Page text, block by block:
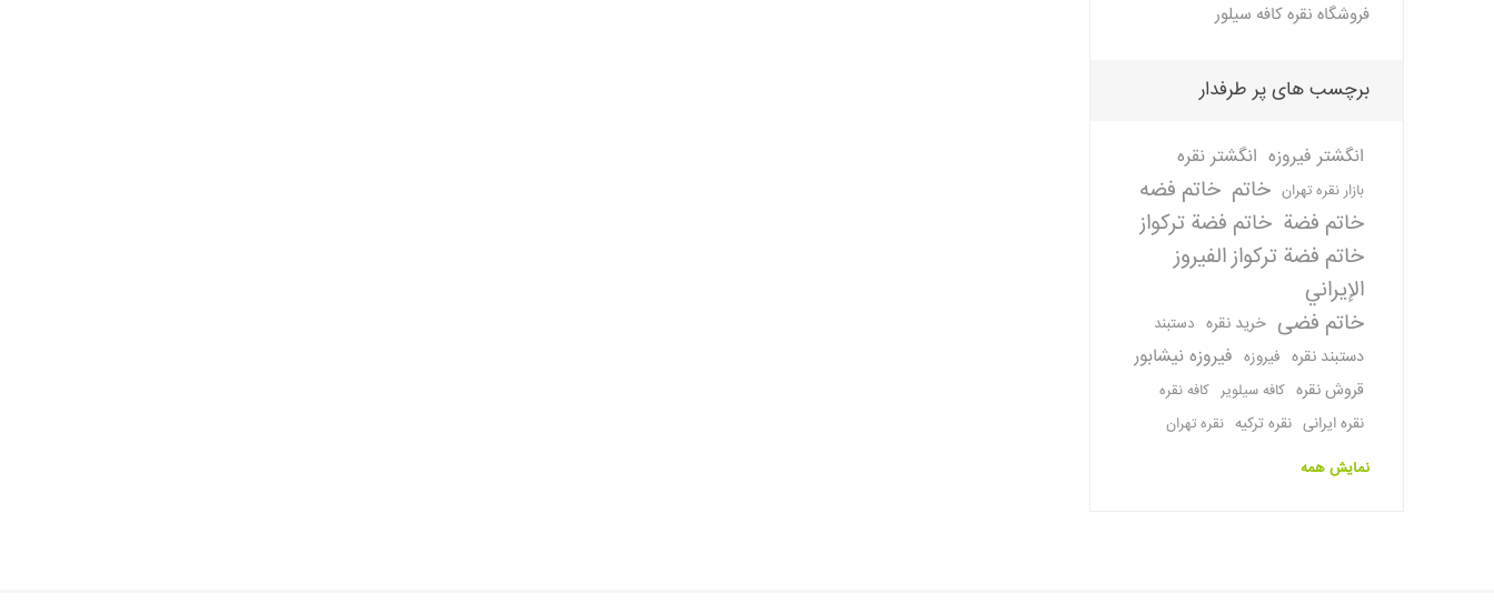
فروشگاه نقره کافه سیلور
برچسب های پر طرفدار
انگشتر فیروزه انگشتر نقره
بازار نقره تهران خاتم خاتم فضه
خاتم فضة خاتم فضة تركواز
خاتم فضة تركواز الفيروز
الإيراني
خاتم فضی خرید نقره دستبند
دستبند نقره فیروزه فیروزه نیشابور
قروش نقره کافه سیلویر کافه نقره
نقره ایرانی نقره ترکیه نقره تهران
نمایش همه